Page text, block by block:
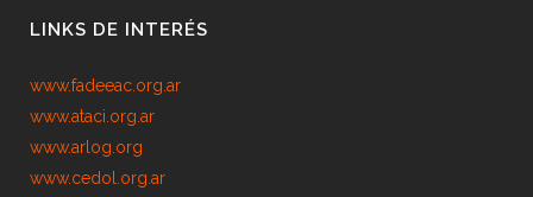
LINKS DE INTERÉS
www.fadeeac.org.ar
www.ataci.org.ar
www.arlog.org
www.cedol.org.ar